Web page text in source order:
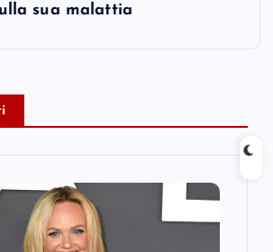
sua malattia